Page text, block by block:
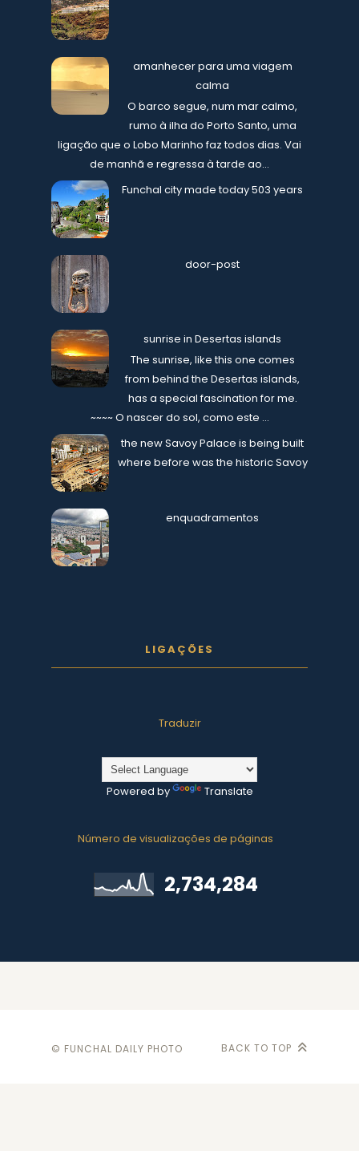
amanhecer para uma viagem
calma
O barco segue, num mar calmo,
rumo à ilha do Porto Santo, uma
ligação que o Lobo Marinho faz todos dias. Vai
de manhã e regressa à tarde ao...
Funchal city made today 503 years
door-post
sunrise in Desertas islands
The sunrise, like this one comes
from behind the Desertas islands,
has a special fascination for me.
~~~~ O nascer do sol, como este ...
the new Savoy Palace is being built
where before was the historic Savoy
enquadramentos
LIGAÇÕES
Traduzir
Powered by Translate
Número de visualizações de páginas
2,734,284
© FUNCHAL DAILY PHOTO BACK TO TOP